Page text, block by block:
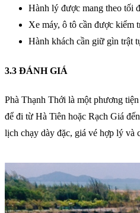
Hành lý được mang theo tối
Xe máy, ô tô cần được kiểm
Hành khách cần giữ gìn trật
3.3 ĐÁNH GIÁ
Phà Thạnh Thới là một phương
để đi từ Hà Tiên hoặc Rạch Giá
lịch chạy dày đặc, giá vé hợp lý và